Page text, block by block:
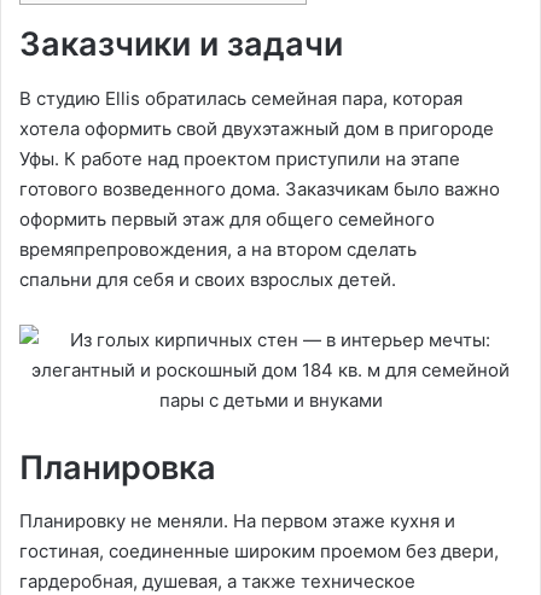
Заказчики и задачи
В студию Ellis обратилась семейная пара, которая
хотела оформить свой двухэтажный дом в пригороде
Уфы. К работе над проектом приступили на этапе
готового возведенного дома. Заказчикам было важно
оформить первый этаж для общего семейного
времяпрепровождения, а на втором сделать
спальни для себя и своих взрослых детей.
Планировка
Планировку не меняли. На первом этаже кухня и
гостиная, соединенные широким проемом без двери,
гардеробная, душевая, а также техническое